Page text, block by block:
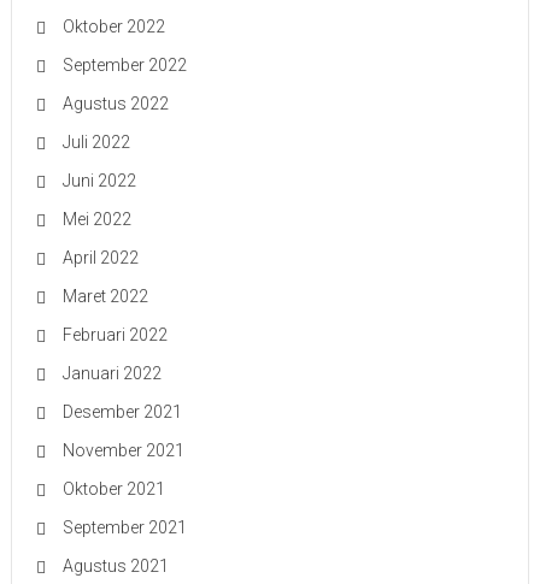
Oktober 2022
September 2022
Agustus 2022
Juli 2022
Juni 2022
Mei 2022
April 2022
Maret 2022
Februari 2022
Januari 2022
Desember 2021
November 2021
Oktober 2021
September 2021
Agustus 2021